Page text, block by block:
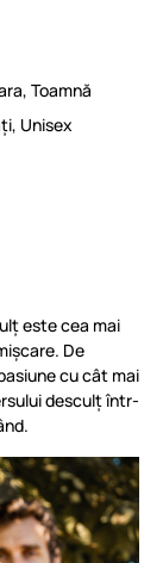
, Toamnă
, Unisex
este cea mai
De
cu cât mai
desculț într-